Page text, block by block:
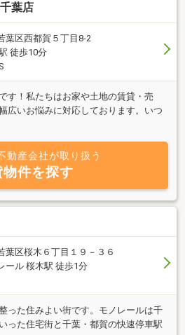
葉店
葉区西都賀５丁目8-2
徒歩10分
す！私たちはお家や土地の賃貸・売
広いお悩みに対応しております。いつ
動産会社が取り扱う
物件を探す
葉区桜木６丁目１９－３６
ール 桜木駅 徒歩1分
った住みよい街です。モノレールは千
った住宅街と千葉・都賀の快速停車駅